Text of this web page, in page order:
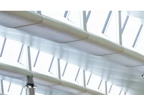
Compensación por vuelos
Reclamaciones por equipaje
Compensación por
Reclamaciones a aerolíneas
Quejas a aerolíneas
FAQ